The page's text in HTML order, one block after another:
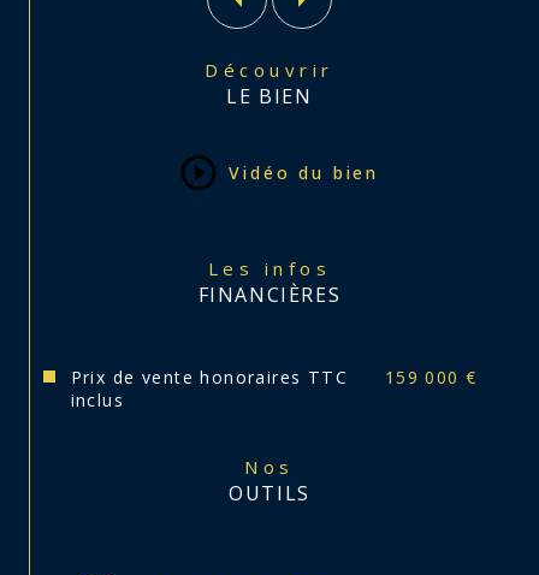
Découvrir
LE BIEN
Vidéo du bien
Les infos
FINANCIÈRES
Prix de vente honoraires TTC
inclus
159 000 €
Nos
OUTILS